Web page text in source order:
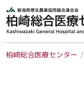
柏崎総合医療センター /